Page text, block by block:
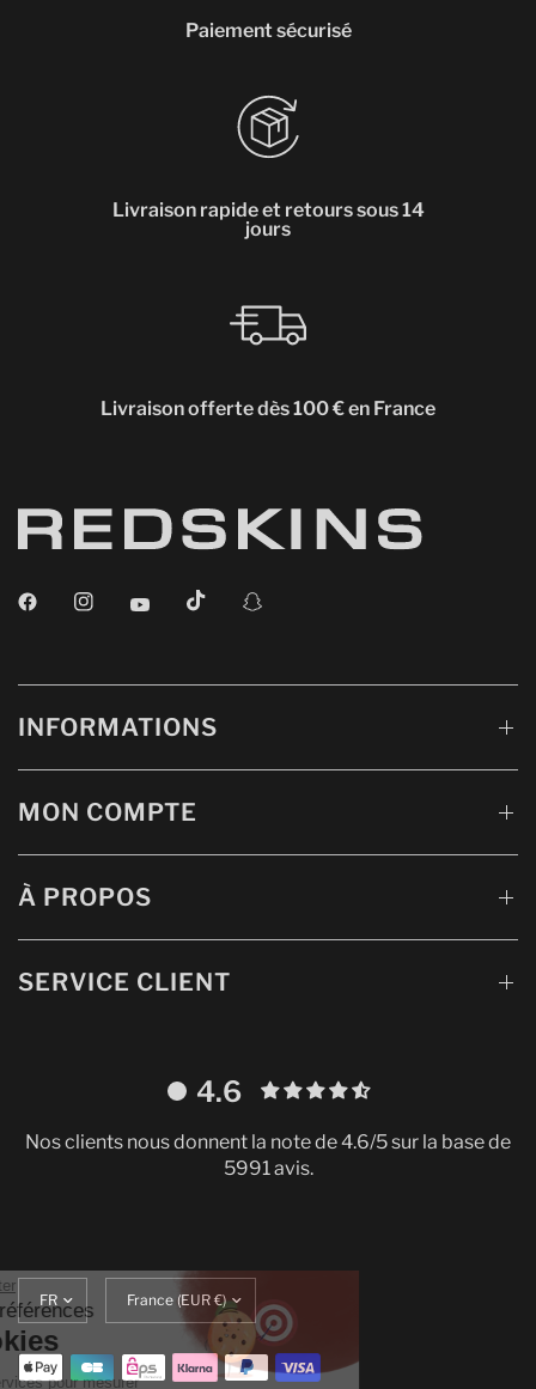
Paiement sécurisé
Livraison rapide et retours sous 14
jours
Livraison offerte dès 100 € en France
INFORMATIONS
MON COMPTE
À PROPOS
SERVICE CLIENT
4.6
Nos clients nous donnent la note de 4.6/5 sur la base de
5991 avis.
à
jour
la
langue
fr.localization.update_currency
Continuer sans accepter
Gestion de vos préférences
sur les Cookies
On utilise quelques services pour mesurer